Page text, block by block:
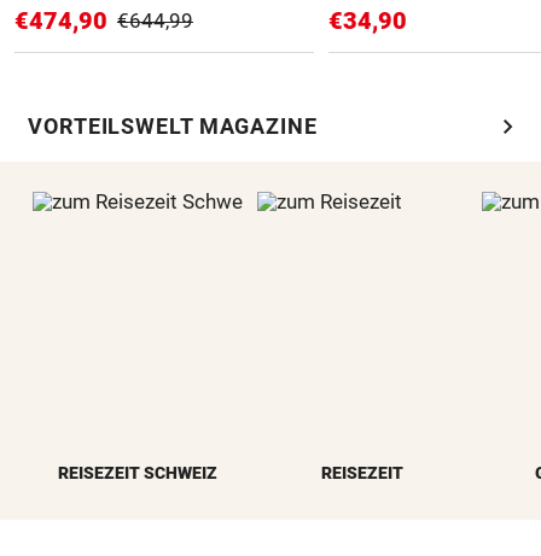
€474,90 €644,99 €34,90
VORTEILSWELT MAGAZINE chevron_right
REISEZEIT SCHWEIZ REISEZEIT